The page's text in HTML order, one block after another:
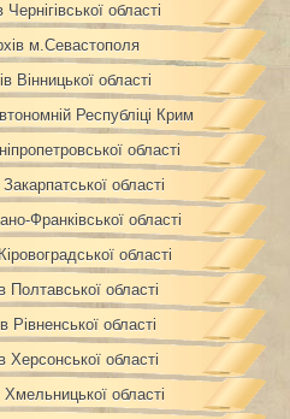
області
м.Севастополя
Вінницької області
Республіці Крим
області
області
Франківської області
області
Полтавської області
Рівненської області
Херсонської області
області